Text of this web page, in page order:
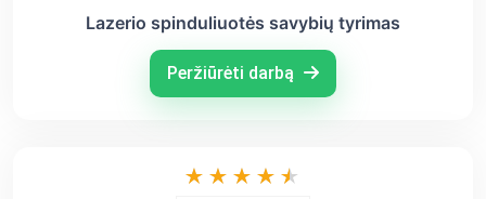
Lazerio spinduliuotės savybių tyrimas
Peržiūrėti darbą